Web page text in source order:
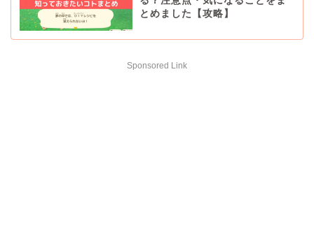
とめました【攻略】
Sponsored Link